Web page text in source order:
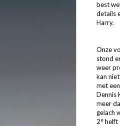
best
details
Harry.
Onze
stond
weer
kan
met
Dennis
meer
gelach
2e helft